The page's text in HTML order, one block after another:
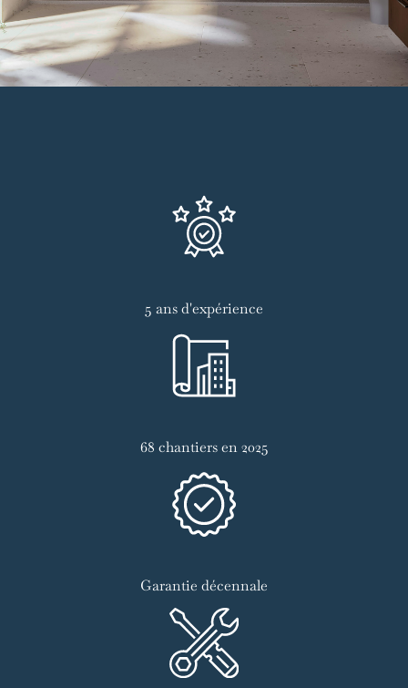
5 ans d'expérience
68 chantiers en 2025
Garantie décennale